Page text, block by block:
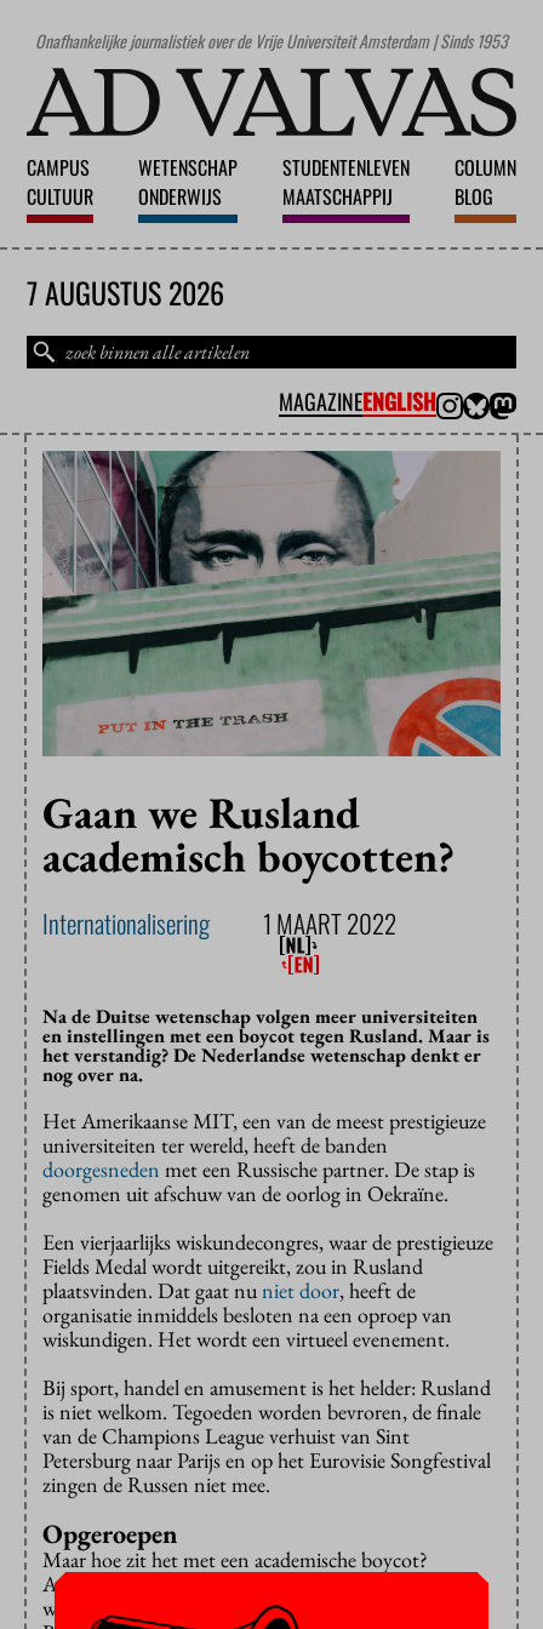
Onafhankelijke journalistiek over de Vrije Universiteit Amsterdam | Sinds 1953
CAMPUS
CULTUUR
WETENSCHAP
ONDERWIJS
STUDENTENLEVEN
MAATSCHAPPIJ
COLUMN
BLOG
7 AUGUSTUS 2026
MAGAZINEENGLISH
Gaan we Rusland
academisch boycotten?
Internationalisering 1 MAART 2022
Na de Duitse wetenschap volgen meer universiteiten
en instellingen met een boycot tegen Rusland. Maar is
het verstandig? De Nederlandse wetenschap denkt er
nog over na.
Het Amerikaanse MIT, een van de meest prestigieuze
universiteiten ter wereld, heeft de banden
doorgesneden met een Russische partner. De stap is
genomen uit afschuw van de oorlog in Oekraïne.
Een vierjaarlijks wiskundecongres, waar de prestigieuze
Fields Medal wordt uitgereikt, zou in Rusland
plaatsvinden. Dat gaat nuniet door, heeft de
organisatie inmiddels besloten na een oproep van
wiskundigen. Het wordt een virtueel evenement.
Bij sport, handel en amusement is het helder: Rusland
is niet welkom. Tegoeden worden bevroren, de finale
van de Champions League verhuist van Sint
Petersburg naar Parijs en op het Eurovisie Songfestival
zingen de Russen niet mee.
Opgeroepen
Maar hoe zit het met een academische boycot?
Afgelopen vrijdag zetten de Duitse
wetenschapsorganisaties de samenwerking met